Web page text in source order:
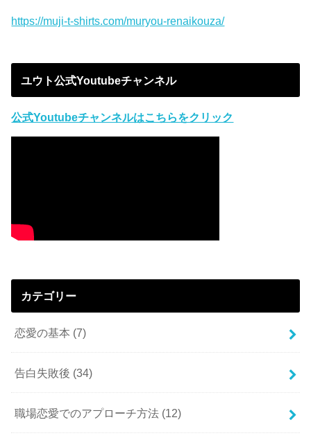
https://muji-t-shirts.com/muryou-renaikouza/
ユウト公式Youtubeチャンネル
公式Youtubeチャンネルはこちらをクリック
カテゴリー
恋愛の基本 (7)
告白失敗後 (34)
職場恋愛でのアプローチ方法 (12)